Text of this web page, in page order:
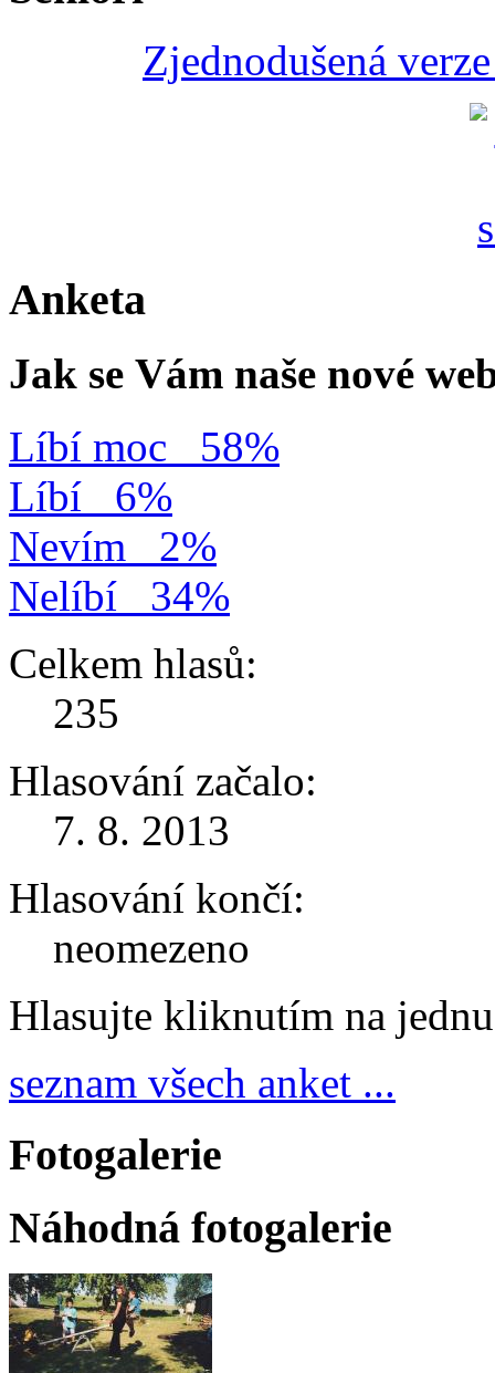
Zjednodušená
Anketa
Jak se Vám naše nové
Líbí moc
58%
Líbí
6%
Nevím
2%
Nelíbí
34%
Celkem hlasů:
235
Hlasování začalo:
7. 8. 2013
Hlasování končí:
neomezeno
Hlasujte kliknutím na
seznam všech anket ...
Fotogalerie
Náhodná fotogalerie